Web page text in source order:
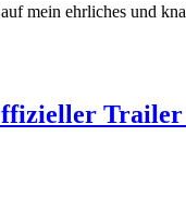
mein ehrliches und
Trailer